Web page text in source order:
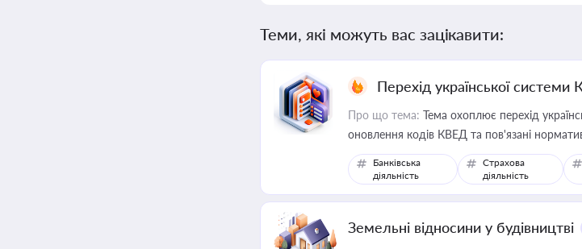
Теми, які можуть вас зацікавити:
Перехід української
Про що тема: Тема охоплює перехід
оновлення кодів КВЕД та пов'язані
Банківська
діяльність
Страхова
діяльність
Земельні відносини у будівництві